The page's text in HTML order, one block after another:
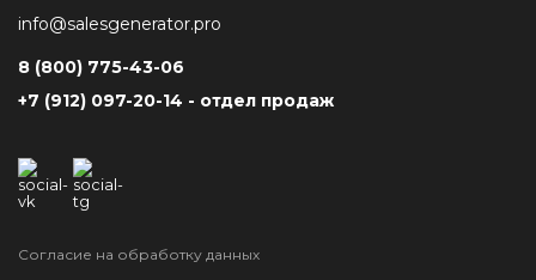
info@salesgenerator.pro
8 (800) 775-43-06
+7 (912) 097-20-14 - отдел продаж
Согласие на обработку данных